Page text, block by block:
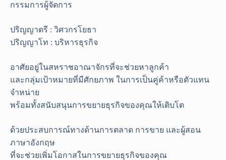
กรรมการผู้จัดการ
ปริญญาตรี : วิศวกรโยธา
ปริญญาโท : บริหารธุรกิจ
อาศัยอยู่ในสหราชอาณาจักรที่จะช่วยหาลูกค้า
และกลุ่มเป้าหมายที่มีศักยภาพ ในการเป็นคู่ค้าหรือตัวแทน
จำหน่าย
พร้อมทั้งสนับสนุนการขยายธุรกิจของคุณให้เติบโต
ด้วยประสบการณ์ทางด้านการตลาด การขาย และผู้สอน
ภาษาอังกฤษ
ที่จะช่วยเพิ่มโอกาสในการขยายธุรกิจของคุณ